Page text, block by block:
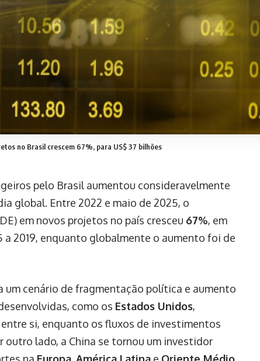
no Brasil crescem 67%, para US$ 37 bilhões
pelo Brasil aumentou consideravelmente
global. Entre 2022 e maio de 2025, o
em novos projetos no país cresceu 67%, em
a 2019, enquanto globalmente o aumento foi de
um cenário de fragmentação política e aumento
como os Estados Unidos,
si, enquanto os fluxos de investimentos
outro lado, a China se tornou um investidor